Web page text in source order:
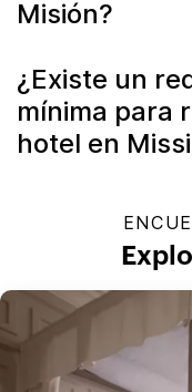
Misión?
¿Existe un
mínima para
hotel en